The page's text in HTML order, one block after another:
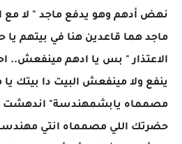
نهض أدهم وهو يدفع ماجد " لا مع
ماجد هما قاعدين هنا في بيتهم يا
الاعتذار " بس يا ادهم مينفعش..
ينفع ولا مينفعش البيت دا بيتك يا
مصمماه يابشمهندسة" اندهشت
حضرتك اللي مصمماه انتي مهندسة